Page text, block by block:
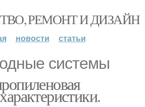
РЕМОНТ И ДИЗАЙН
новости статьи
системы